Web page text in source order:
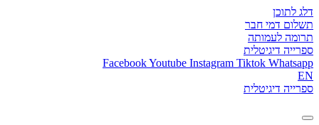
דלג לתוכן
תשלום דמי חבר
תרומה לעמותה
ספרייה דיגיטלית
FacebookYoutube Instagram Tiktok Whatsapp
EN
ספרייה דיגיטלית